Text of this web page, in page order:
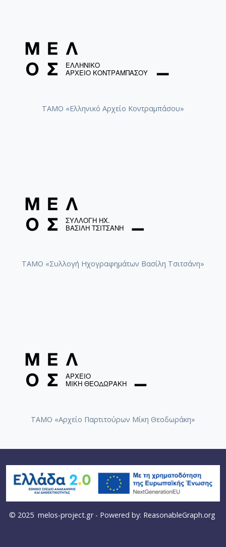
ΤΑΜΟ «Ελληνικό Αρχείο Κοντραμπάσου»
ΤΑΜΟ «Συλλογή Ηχογραφημάτων Βασίλη Τσιτσάνη»
ΤΑΜΟ «Αρχείο Παρτιτούρων Μίκη Θεοδωράκη»
© 2025 melos-project.gr- Powered by: ReasonableGraph.org